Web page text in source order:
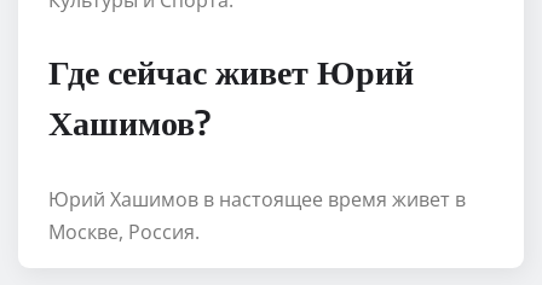
Где сейчас живет Юрий
Хашимов?
Юрий Хашимов в настоящее время живет в
Москве, Россия.